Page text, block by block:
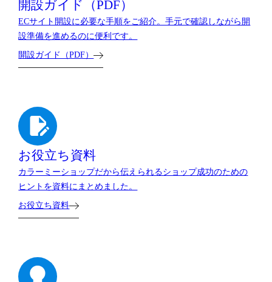
開設ガイド（PDF）
ECサイト開設に必要な手順をご紹介。手元で確認しながら開
設準備を進めるのに便利です。
開設ガイド（PDF）
お役立ち資料
カラーミーショップだから伝えられるショップ成功のための
ヒントを資料にまとめました。
お役立ち資料